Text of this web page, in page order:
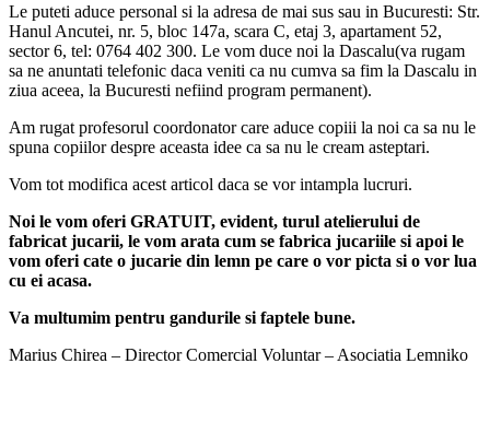
Le puteti aduce personal si la adresa de mai sus sau in Bucuresti: Str.
Hanul Ancutei, nr. 5, bloc 147a, scara C, etaj 3, apartament 52,
sector 6, tel: 0764 402 300. Le vom duce noi la Dascalu(va rugam
sa ne anuntati telefonic daca veniti ca nu cumva sa fim la Dascalu in
ziua aceea, la Bucuresti nefiind program permanent).
Am rugat profesorul coordonator care aduce copiii la noi ca sa nu le
spuna copiilor despre aceasta idee ca sa nu le cream asteptari.
Vom tot modifica acest articol daca se vor intampla lucruri.
Noi le vom oferi GRATUIT, evident, turul atelierului de
fabricat jucarii, le vom arata cum se fabrica jucariile si apoi le
vom oferi cate o jucarie din lemn pe care o vor picta si o vor lua
cu ei acasa.
Va multumim pentru gandurile si faptele bune.
Marius Chirea – Director Comercial Voluntar – Asociatia Lemniko